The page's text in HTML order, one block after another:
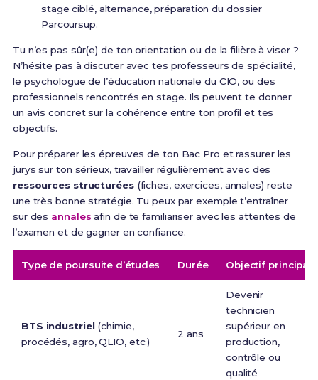
stage ciblé, alternance, préparation du dossier
Parcoursup.
Tu n’es pas sûr(e) de ton orientation ou de la filière à viser ?
N’hésite pas à discuter avec tes professeurs de spécialité,
le psychologue de l’éducation nationale du CIO, ou des
professionnels rencontrés en stage. Ils peuvent te donner
un avis concret sur la cohérence entre ton profil et tes
objectifs.
Pour préparer les épreuves de ton Bac Pro et rassurer les
jurys sur ton sérieux, travailler régulièrement avec des
ressources structurées(fiches, exercices, annales) reste
une très bonne stratégie. Tu peux par exemple t’entraîner
sur des annales afin de te familiariser avec les attentes de
l’examen et de gagner en confiance.
Type de poursuite d’études Durée Objectif principal
BTS industriel(chimie,
procédés, agro, QLIO, etc.)
2 ans
Devenir
technicien
supérieur en
production,
contrôle ou
qualité